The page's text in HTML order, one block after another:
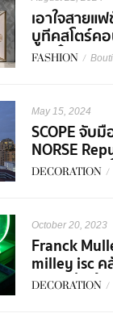
เอาใจสาย
บูทีคสโตร์ค
สุดเก๋จากแบ
FASHION /
May 15, 2024
SCOPE จับมื
NORSE
ความงดงาม
DECORATION /
October 20, 2023
Franck
milley isc
ทองหล่อ ต้อ
DECORATION /